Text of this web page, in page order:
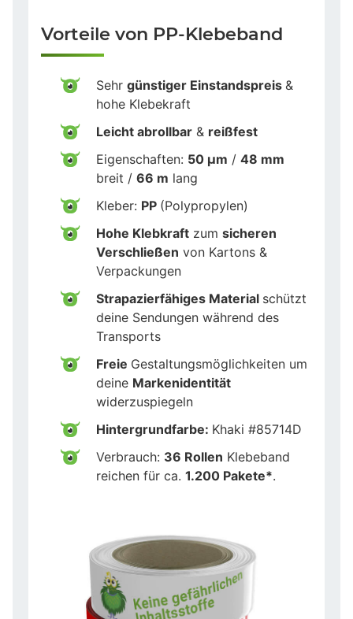
Vorteile von PP-Klebeband
Sehr günstiger Einstandspreis &
hohe Klebekraft
Leicht abrollbar & reißfest
Eigenschaften: 50 µm / 48 mm
breit / 66 m lang
Kleber: PP (Polypropylen)
Hohe Klebkraft zum sicheren
Verschließen von Kartons &
Verpackungen
Strapazierfähiges Material schützt
deine Sendungen während des
Transports
Freie Gestaltungsmöglichkeiten um
deine Markenidentität
widerzuspiegeln
Hintergrundfarbe: Khaki #85714D
Verbrauch: 36 Rollen Klebeband
reichen für ca. 1.200 Pakete*.